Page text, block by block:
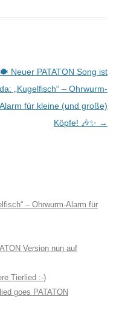
🐡 Neuer PATATON Song ist
da: „Kugelfisch“ – Ohrwurm-
Alarm für kleine (und große)
Köpfe! 🎶✨ →
– Ohrwurm-Alarm für
Version nun auf
Tierlied :-)
goes PATATON